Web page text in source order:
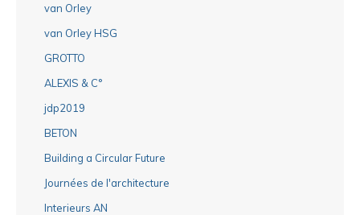
van Orley
van Orley HSG
GROTTO
ALEXIS & C°
jdp2019
BETON
Building a Circular Future
Journées de l'architecture
Interieurs AN